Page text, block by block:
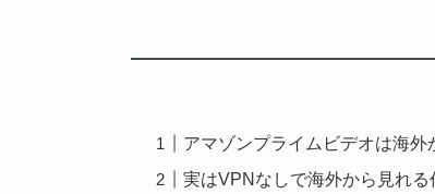
アマゾンプライムビデオは海外
実はVPNなしで海外から見れる